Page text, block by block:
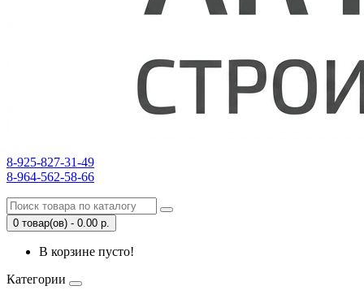
8-925-827-31-49
8-964-562-58-66
0 товар(ов) - 0.00 р.
В корзине пусто!
Категории